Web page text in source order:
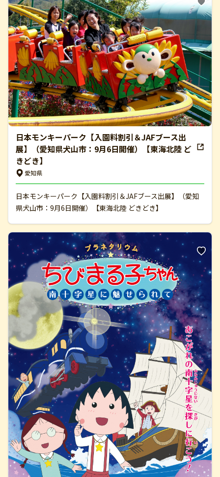
日本モンキーパーク【入園料割引＆JAFブース出
展】（愛知県犬山市：9月6日開催）【東海北陸 ど
きどき】
愛知県
日本モンキーパーク【入園料割引＆JAFブース出展】（愛知
県犬山市：9月6日開催）【東海北陸 どきどき】